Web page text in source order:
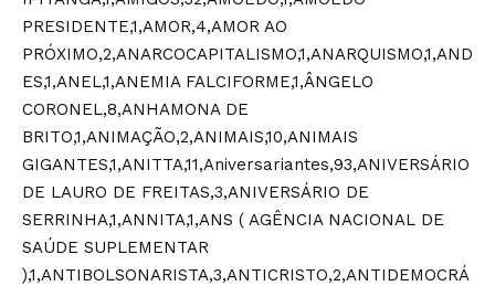
PRESIDENTE,1,AMOR,4,AMOR AO
PRÓXIMO,2,ANARCOCAPITALISMO,1,ANARQUISMO,1,AND
ES,1,ANEL,1,ANEMIA FALCIFORME,1,ÂNGELO
CORONEL,8,ANHAMONA DE
BRITO,1,ANIMAÇÃO,2,ANIMAIS,10,ANIMAIS
GIGANTES,1,ANITTA,11,Aniversariantes,93,ANIVERSÁRIO
DE LAURO DE FREITAS,3,ANIVERSÁRIO DE
SERRINHA,1,ANNITA,1,ANS ( AGÊNCIA NACIONAL DE
SAÚDE SUPLEMENTAR
),1,ANTIBOLSONARISTA,3,ANTICRISTO,2,ANTIDEMOCRÁ